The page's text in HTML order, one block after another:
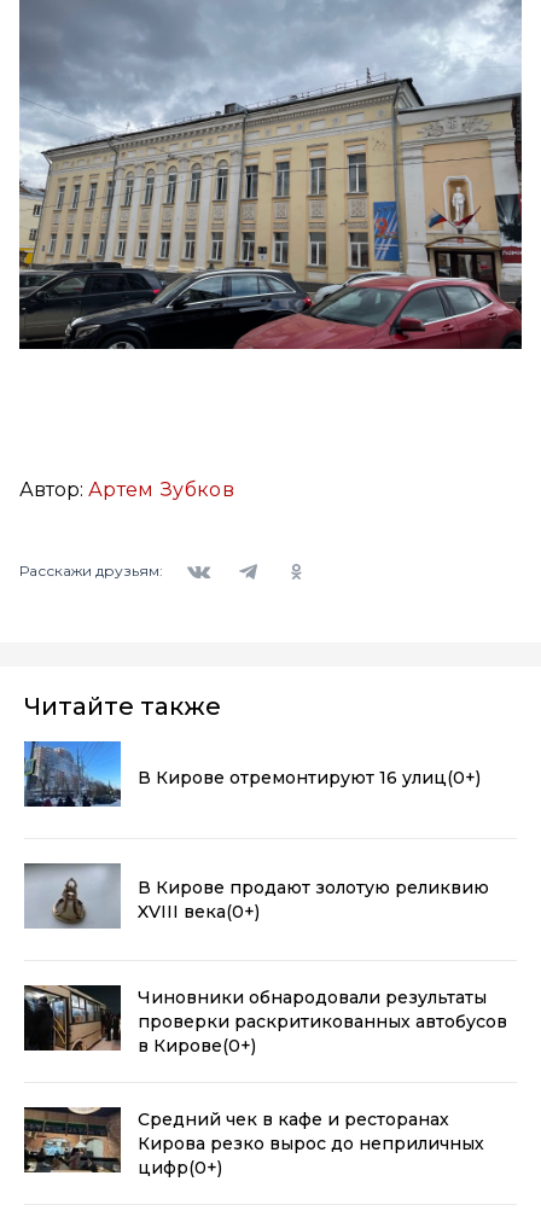
Автор: Артем Зубков
Расскажи друзьям:
Читайте также
В Кирове отремонтируют 16 улиц(0+)
В Кирове продают золотую реликвию
XVIII века(0+)
Чиновники обнародовали результаты
проверки раскритикованных автобусов
в Кирове(0+)
Средний чек в кафе и ресторанах
Кирова резко вырос до неприличных
цифр(0+)